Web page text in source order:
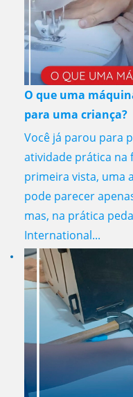
O que uma
para uma criança?
Você já parou para
atividade prática na
primeira vista, uma
pode parecer
mas, na prática
International...